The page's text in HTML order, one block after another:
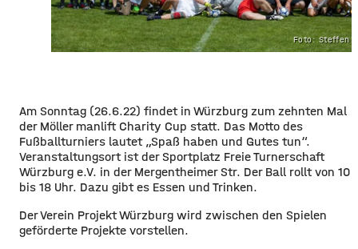
Foto: Steffen
Am Sonntag (26.6.22) findet in Würzburg zum zehnten Mal
der Möller manlift Charity Cup statt. Das Motto des
Fußballturniers lautet „Spaß haben und Gutes tun“.
Veranstaltungsort ist der Sportplatz Freie Turnerschaft
Würzburg e.V. in der Mergentheimer Str. Der Ball rollt von 10
bis 18 Uhr. Dazu gibt es Essen und Trinken.
Der Verein Projekt Würzburg wird zwischen den Spielen
geförderte Projekte vorstellen.